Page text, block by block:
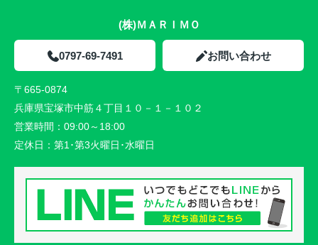
(株)ＭＡＲＩＭＯ
0797-69-7491 お問い合わせ
〒665-0874
兵庫県宝塚市中筋４丁目１０－１－１０２
営業時間： 09:00～18:00
定休日： 第1･第3火曜日･水曜日